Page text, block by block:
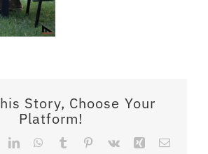
Story, Choose Your
Platform!
LinkedInWhatsApp
Tumblr Pinterest
Vk Xing Email